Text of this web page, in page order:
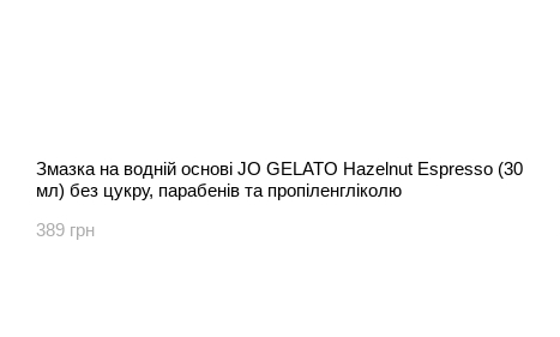
Змазка на водній основі JO GELATO Hazelnut Espresso (30
мл) без цукру, парабенів та пропіленгліколю
389 грн